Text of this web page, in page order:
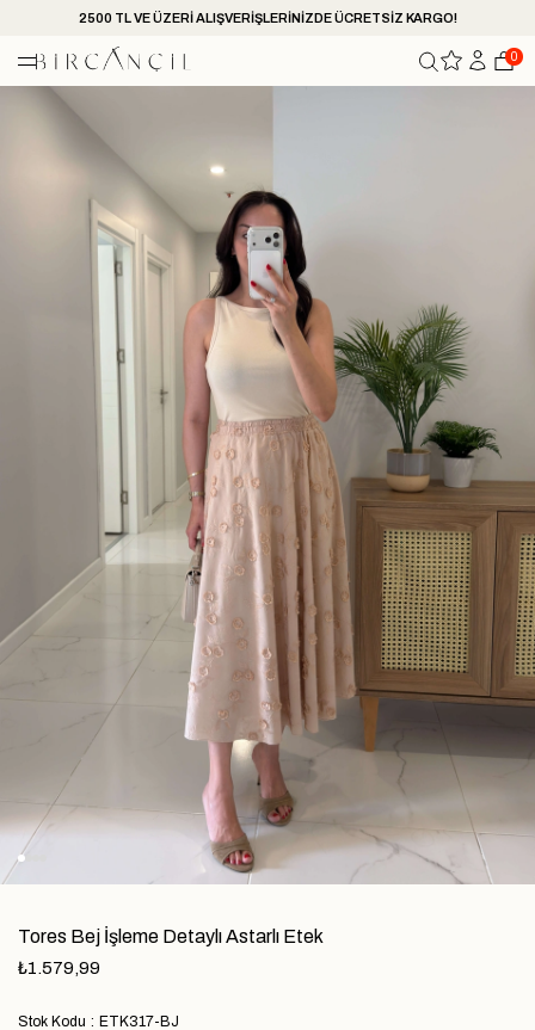
2500 TL VE ÜZERİ ALIŞVERİŞLERİNİZDE ÜCRETSİZ KARGO!
0
Tores Bej İşleme Detaylı Astarlı Etek
₺1.579,99
Stok Kodu
ETK317-BJ